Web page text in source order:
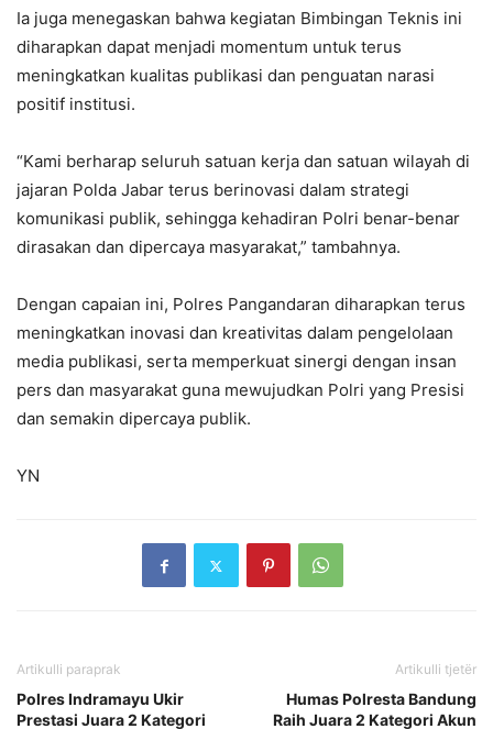
Ia juga menegaskan bahwa kegiatan Bimbingan Teknis ini
diharapkan dapat menjadi momentum untuk terus
meningkatkan kualitas publikasi dan penguatan narasi
positif institusi.
“Kami berharap seluruh satuan kerja dan satuan wilayah di
jajaran Polda Jabar terus berinovasi dalam strategi
komunikasi publik, sehingga kehadiran Polri benar-benar
dirasakan dan dipercaya masyarakat,” tambahnya.
Dengan capaian ini, Polres Pangandaran diharapkan terus
meningkatkan inovasi dan kreativitas dalam pengelolaan
media publikasi, serta memperkuat sinergi dengan insan
pers dan masyarakat guna mewujudkan Polri yang Presisi
dan semakin dipercaya publik.
YN
Artikulli paraprak
Polres Indramayu Ukir
Prestasi Juara 2 Kategori
Artikulli tjetër
Humas Polresta Bandung
Raih Juara 2 Kategori Akun